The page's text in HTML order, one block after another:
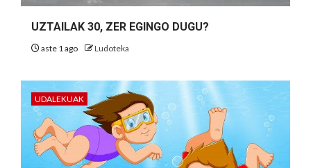
UZTAILAK 30, ZER EGINGO DUGU?
aste 1 ago Ludoteka
UDALEKUAK